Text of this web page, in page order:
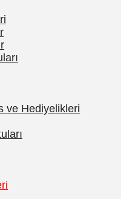
ve Hediyelikleri